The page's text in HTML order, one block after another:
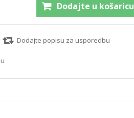
Dodajte u košaricu
Dodajte popisu za usporedbu